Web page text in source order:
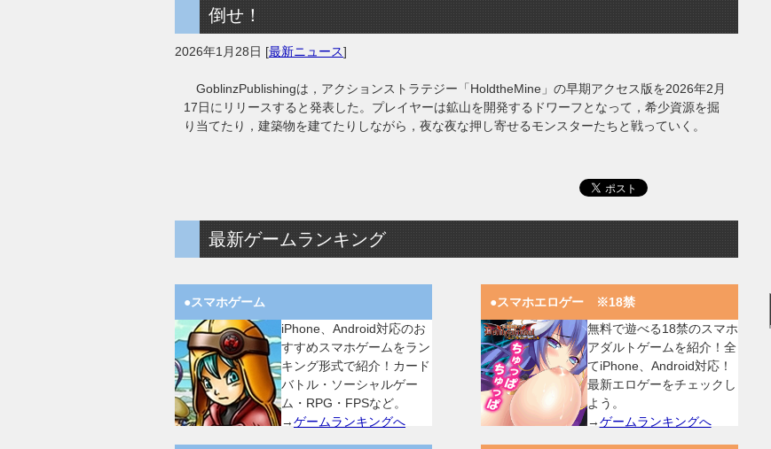
倒せ！
2026年1月28日 [最新ニュース]
GoblinzPublishingは，アクションストラテジー「HoldtheMine」の早期アクセス版を2026年2月
17日にリリースすると発表した。プレイヤーは鉱山を開発するドワーフとなって，希少資源を掘
り当てたり，建築物を建てたりしながら，夜な夜な押し寄せるモンスターたちと戦っていく。
最新ゲームランキング
●スマホゲーム
iPhone、Android対応のお
すすめスマホゲームをラン
キング形式で紹介！カード
バトル・ソーシャルゲー
ム・RPG・FPSなど。
→ゲームランキングへ
●スマホエロゲー ※18禁
無料で遊べる18禁のスマホ
アダルトゲームを紹介！全
てiPhone、Android対応！
最新エロゲーをチェックし
よう。
→ゲームランキングへ